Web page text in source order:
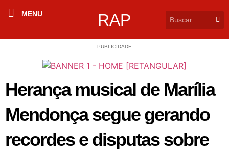
MENU RAP
PUBLICIDADE
Herança musical de Marília
Mendonça segue gerando
recordes e disputas sobre